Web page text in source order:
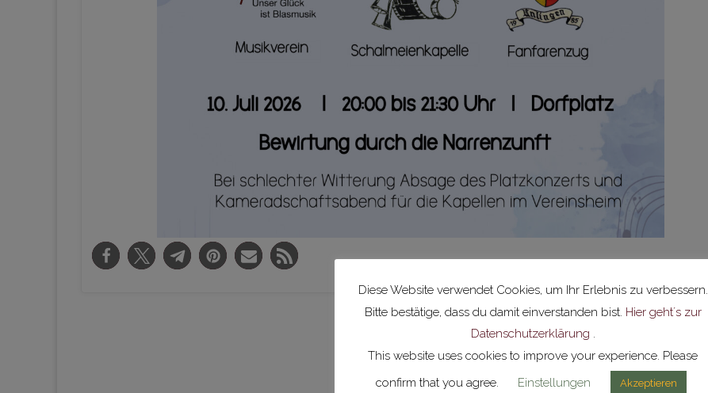
Diese Website verwendet Cookies, um Ihr Erlebnis zu verbessern.
Bitte bestätige, dass du damit einverstanden bist. Hier geht´s zur
Datenschutzerklärung .
This website uses cookies to improve your experience. Please
confirm that you agree.
Einstellungen Akzeptieren